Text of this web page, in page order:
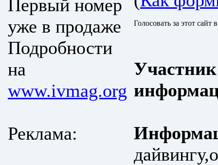
Первый номер
уже в продаже
Подробности
на
www.ivmag.org
Реклама:
Голосовать за этот сайт